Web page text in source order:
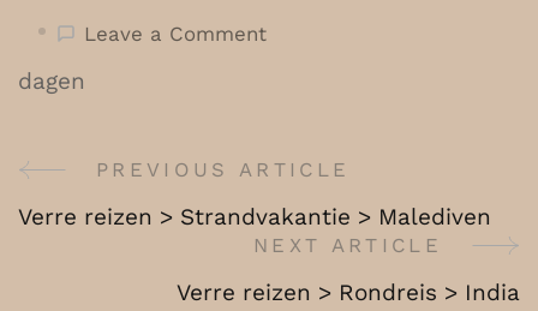
Leave a Commenton
India
dagen
Post
Navigation
PREVIOUS ARTICLE
Verre reizen > Strandvakantie > Malediven
NEXT ARTICLE
Verre reizen > Rondreis > India